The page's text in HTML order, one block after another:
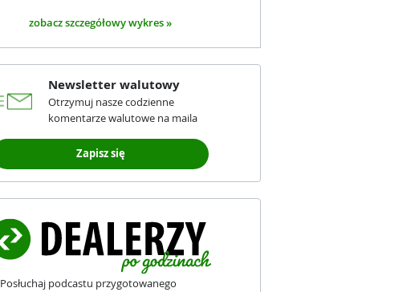
zobacz szczegółowy wykres »
Newsletter walutowy
Otrzymuj nasze codzienne
komentarze walutowe na maila
Zapisz się
Posłuchaj podcastu przygotowanego